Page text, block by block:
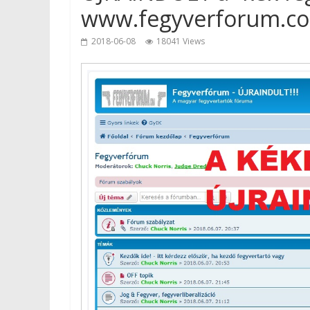
2018-06-08 18041 Views